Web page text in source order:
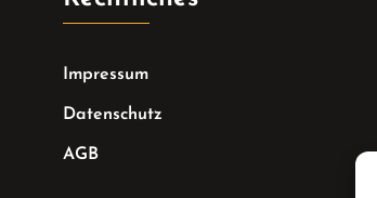
Impressum
Datenschutz
AGB